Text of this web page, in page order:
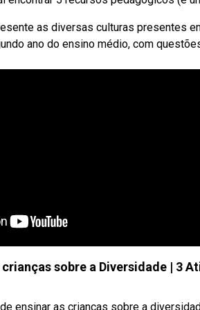
as diversas culturas presentes
ano do ensino médio, com
sobre a Diversidade | 3
ensinar as crianças sobre a